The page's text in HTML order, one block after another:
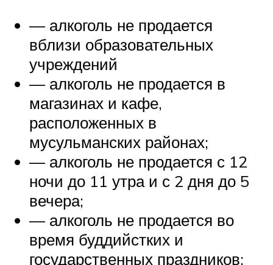
— алкоголь не продается
вблизи образовательных
учреждений
— алкоголь не продается в
магазинах и кафе,
расположенных в
мусульманских районах;
— алкоголь не продается с 12
ночи до 11 утра и с 2 дня до 5
вечера;
— алкоголь не продается во
время буддийстких и
государственных праздников;